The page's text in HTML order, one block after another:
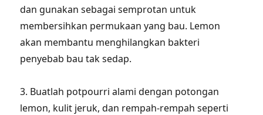
dan gunakan sebagai semprotan untuk
membersihkan permukaan yang bau. Lemon
akan membantu menghilangkan bakteri
penyebab bau tak sedap.
3. Buatlah potpourri alami dengan potongan
lemon, kulit jeruk, dan rempah-rempah seperti